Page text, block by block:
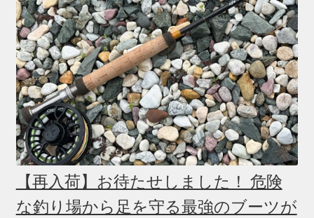
【再入荷】お待たせしました！ 危険
な釣り場から足を守る最強のブーツが